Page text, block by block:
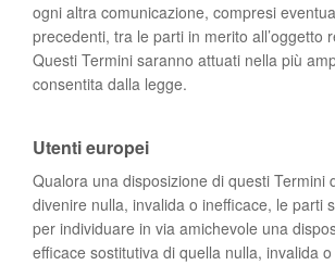
ogni altra comunicazione, compresi
precedenti, tra le parti in merito all’oggetto
Questi Termini saranno attuati nella più
consentita dalla legge.
Utenti europei
Qualora una disposizione di questi Termini
divenire nulla, invalida o inefficace, le parti
per individuare in via amichevole una
efficace sostitutiva di quella nulla, invalida